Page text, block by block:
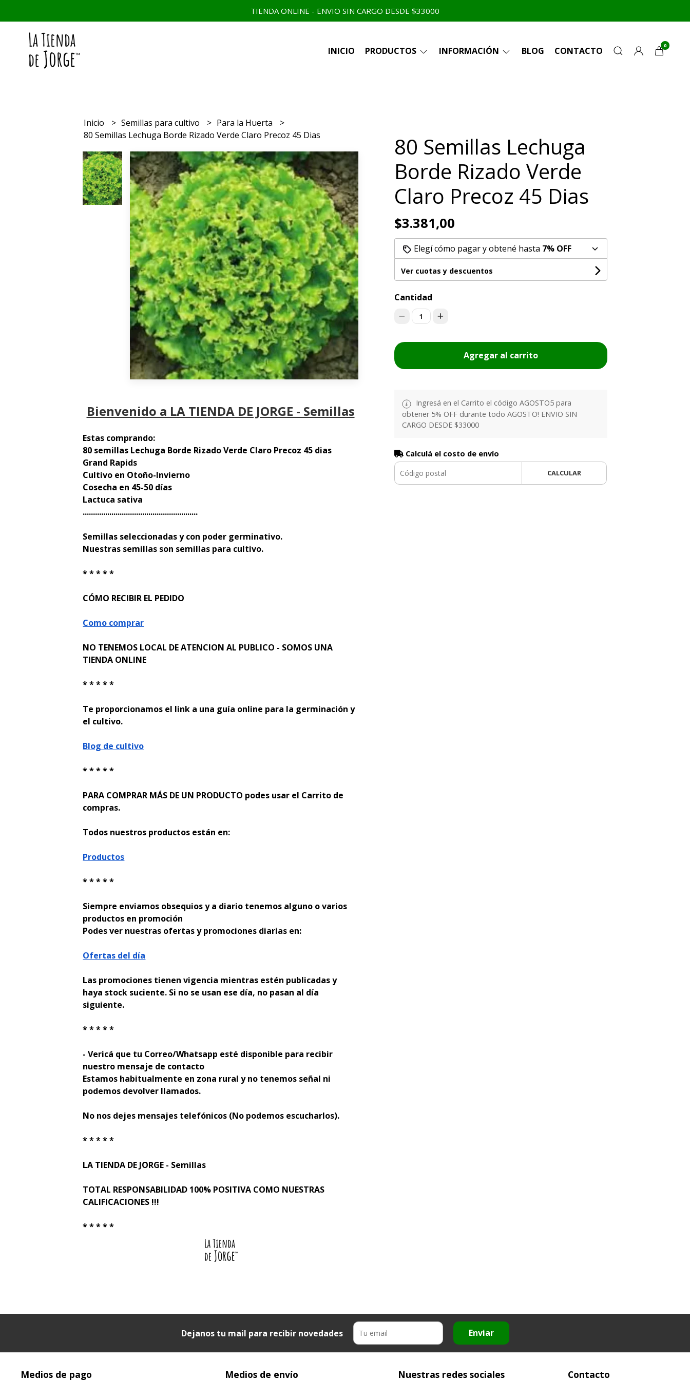
TIENDA ONLINE - ENVIO SIN CARGO DESDE $33000
INICIO PRODUCTOS INFORMACIÓN BLOG CONTACTO 0
Inicio Semillas para cultivo
Para la Huerta
80 Semillas Lechuga Borde Rizado Verde Claro Precoz 45 Dias
Bienvenido a LA TIENDA DE JORGE - Semillas
Estas comprando:
80 semillas Lechuga Borde Rizado Verde Claro Precoz 45 dias
Grand Rapids
Cultivo en Otoño-Invierno
Cosecha en 45-50 días
Lactuca sativa
........................................................
Semillas seleccionadas y con poder germinativo.
Nuestras semillas son semillas para cultivo.
* * * * *
CÓMO RECIBIR EL PEDIDO
Como comprar
NO TENEMOS LOCAL DE ATENCION AL PUBLICO - SOMOS UNA
TIENDA ONLINE
* * * * *
Te proporcionamos el link a una guía online para la germinación y
el cultivo.
Blog de cultivo
* * * * *
PARA COMPRAR MÁS DE UN PRODUCTO podes usar el Carrito de
compras.
Todos nuestros productos están en:
Productos
* * * * *
Siempre enviamos obsequios y a diario tenemos alguno o varios
productos en promoción
Podes ver nuestras ofertas y promociones diarias en:
Ofertas del día
Las promociones tienen vigencia mientras estén publicadas y
haya stock suficiente. Si no se usan ese día, no pasan al día
siguiente.
* * * * *
- Verificá que tu Correo/Whatsapp esté disponible para recibir
nuestro mensaje de contacto
Estamos habitualmente en zona rural y no tenemos señal ni
podemos devolver llamados.
No nos dejes mensajes telefónicos (No podemos escucharlos).
* * * * *
LA TIENDA DE JORGE - Semillas
TOTAL RESPONSABILIDAD 100% POSITIVA COMO NUESTRAS
CALIFICACIONES !!!
* * * * *
80 Semillas Lechuga
Borde Rizado Verde
Claro Precoz 45 Dias
$3.381,00
Elegí cómo pagar y obtené hasta 7% OFF
Ver cuotas y descuentos
Cantidad
1
Agregar al carrito
Ingresá en el Carrito el código AGOSTO5 para
obtener 5% OFF durante todo AGOSTO! ENVIO SIN
CARGO DESDE $33000
Calculá el costo de envío
CALCULAR
Dejanos tu mail para recibir novedades Enviar
Medios de pago Medios de envío Nuestras redes sociales Contacto